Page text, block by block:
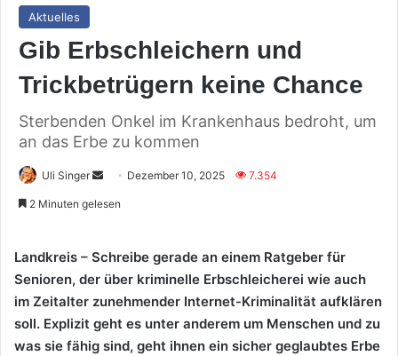
Aktuelles
Gib Erbschleichern und
Trickbetrügern keine Chance
Sterbenden Onkel im Krankenhaus bedroht, um
an das Erbe zu kommen
Uli Singer
Sende
Mail
Dezember 10, 2025 7.354
2 Minuten gelesen
Landkreis – Schreibe gerade an einem Ratgeber für
Senioren, der über kriminelle Erbschleicherei wie auch
im Zeitalter zunehmender Internet-Kriminalität aufklären
soll. Explizit geht es unter anderem um Menschen und zu
was sie fähig sind, geht ihnen ein sicher geglaubtes Erbe